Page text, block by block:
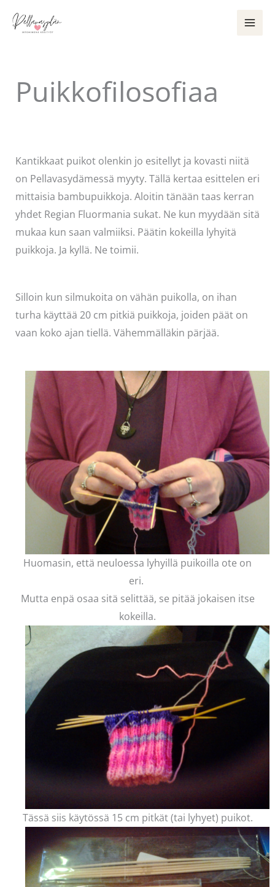
sisältöön
Puikkofilosofiaa
Kantikkaat puikot olenkin jo esitellyt ja kovasti niitä
on Pellavasydämessä myyty. Tällä kertaa esittelen eri
mittaisia bambupuikkoja. Aloitin tänään taas kerran
yhdet Regian Fluormania sukat. Ne kun myydään sitä
mukaa kun saan valmiiksi. Päätin kokeilla lyhyitä
puikkoja. Ja kyllä. Ne toimii.
Silloin kun silmukoita on vähän puikolla, on ihan
turha käyttää 20 cm pitkiä puikkoja, joiden päät on
vaan koko ajan tiellä. Vähemmälläkin pärjää.
Huomasin, että neuloessa lyhyillä puikoilla ote on
eri.
Mutta enpä osaa sitä selittää, se pitää jokaisen itse
kokeilla.
Tässä siis käytössä 15 cm pitkät (tai lyhyet) puikot.